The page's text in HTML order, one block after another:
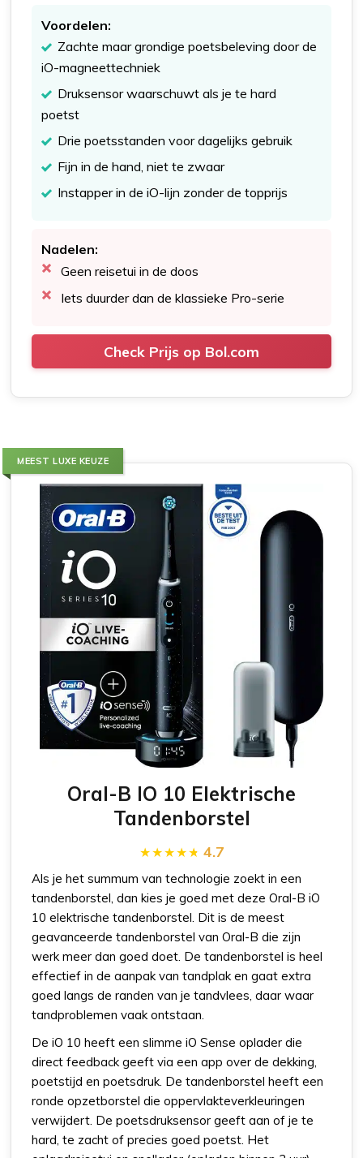
Voordelen:
Zachte maar grondige poetsbeleving door de
iO-magneettechniek
Druksensor waarschuwt als je te hard
poetst
Drie poetsstanden voor dagelijks gebruik
Fijn in de hand, niet te zwaar
Instapper in de iO-lijn zonder de topprijs
Nadelen:
Geen reisetui in de doos
Iets duurder dan de klassieke Pro-serie
Check Prijs op Bol.com
MEEST LUXE KEUZE
Oral-B IO 10 Elektrische
Tandenborstel
4.7
Als je het summum van technologie zoekt in een
tandenborstel, dan kies je goed met deze Oral-B iO
10 elektrische tandenborstel. Dit is de meest
geavanceerde tandenborstel van Oral-B die zijn
werk meer dan goed doet. De tandenborstel is heel
effectief in de aanpak van tandplak en gaat extra
goed langs de randen van je tandvlees, daar waar
tandproblemen vaak ontstaan.
De iO 10 heeft een slimme iO Sense oplader die
direct feedback geeft via een app over de dekking,
poetstijd en poetsdruk. De tandenborstel heeft een
ronde opzetborstel die oppervlakteverkleuringen
verwijdert. De poetsdruksensor geeft aan of je te
hard, te zacht of precies goed poetst. Het